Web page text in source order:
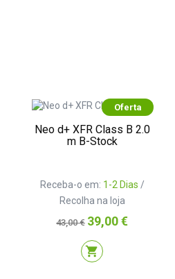
Oferta
Neo d+ XFR Class B 2.0
m B-Stock
Receba-o em: 1-2 Dias /
Recolha na loja
Preço
normal
43,00 € Preço
39,00 €
shopping_cart